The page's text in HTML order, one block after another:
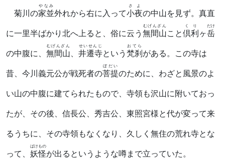
菊川の家並
やなみ
外れから右に入って小夜
さよ
の中山を見ず。真直
に一里半ばかり北へ上ると、俗に云う 無間山
むげんざん
こと倶利
くり
ヶ岳
だけ
の中腹に、 無間山
むげんざん
井遷寺
せいせんじ
という 梵刹
おてら
がある。この寺は
昔、今川義元公が戦死者の菩提
ぼだい
のために、わざと風景のよ
い山の中腹に建てられたもので、寺領も沢山に附いておっ
たが、その後、信長公、秀吉公、東照宮様と代が変って来
るうちに、その寺領もなくなり、久しく無住の荒れ寺とな
って、 妖怪
ばけもの
が出るというような噂まで立っていた。